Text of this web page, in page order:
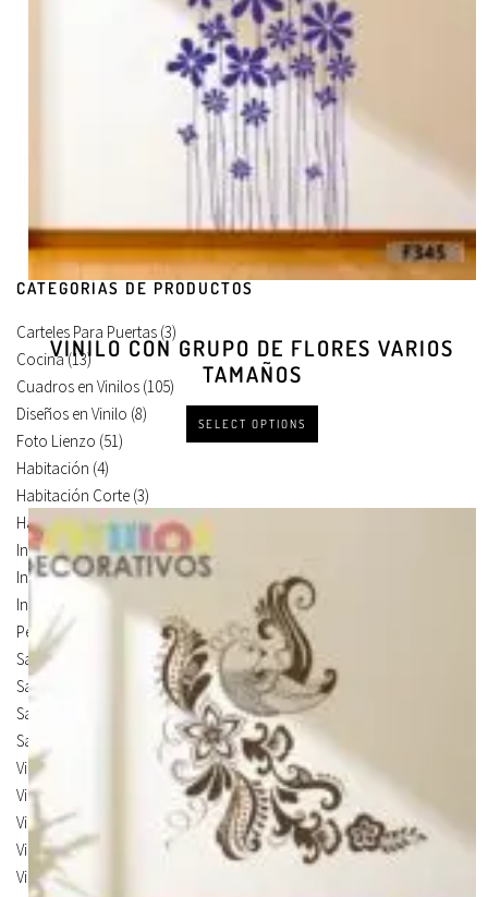
VINILO CON GRUPO DE FLORES VARIOS
TAMAÑOS
SELECT OPTIONS
CATEGORÍAS DE PRODUCTOS
Carteles Para Puertas (3)
Cocina (13)
Cuadros en Vinilos (105)
Diseños en Vinilo (8)
Foto Lienzo (51)
Habitación (4)
Habitación Corte (3)
Habitación Devastado(1)
Infantiles(75)
Infantiles Corte(65)
Infantiles Devastado
Personalizados
Salón
Salón Corte
Salón Devastado
Salón Mural
Vinilos de Frases
Vinilos de Ilustración
Vinilos de Marcas
Vinilos de Pegatinas
(9)
Vinilos Para Armarios